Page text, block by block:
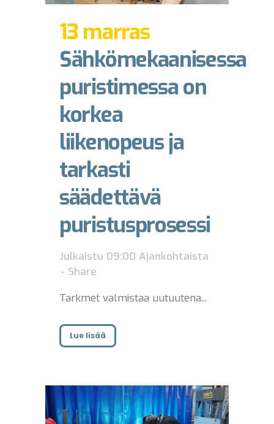
13 marras
Sähkömekaanisessa
puristimessa on
korkea
liikenopeus ja
tarkasti
säädettävä
puristusprosessi
Julkaistu 09:00 Ajankohtaista
Share
Tarkmet valmistaa uutuutena...
Lue lisää